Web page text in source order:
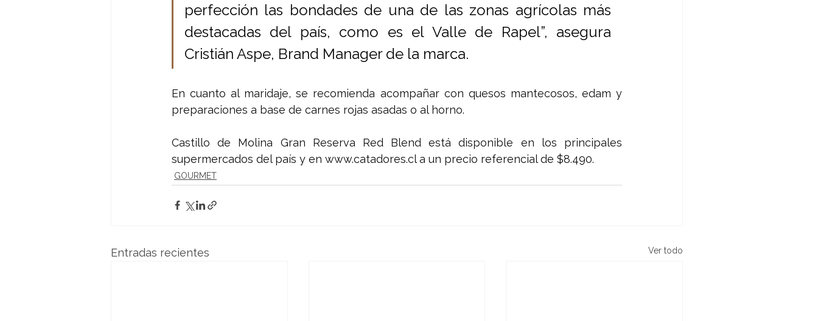
perfección las bondades de una de las zonas agrícolas más
destacadas del país, como es el Valle de Rapel”, asegura
Cristián Aspe, Brand Manager de la marca.
En cuanto al maridaje, se recomienda acompañar con quesos mantecosos, edam y
preparaciones a base de carnes rojas asadas o al horno.
Castillo de Molina Gran Reserva Red Blend está disponible en los principales
supermercados del país y en www.catadores.cl a un precio referencial de $8.490.
GOURMET
Entradas recientes Ver todo